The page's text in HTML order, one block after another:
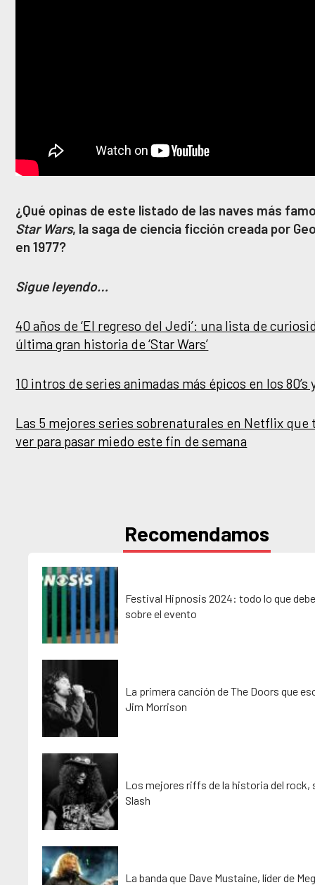
¿Qué opinas de este listado de las naves más
Star Wars, la saga de ciencia ficción creada por
en 1977?
Sigue leyendo…
40 años de ‘El regreso del Jedi’: una lista de
última gran historia de ‘Star Wars’
10 intros de series animadas más épicos en los 80’s
Las 5 mejores series sobrenaturales en Netflix que
ver para pasar miedo este fin de semana
Recomendamos
Festival Hipnosis 2024: todo lo que
sobre el evento
La primera canción de The Doors que
Jim Morrison
Los mejores riffs de la historia del rock,
Slash
La banda que Dave Mustaine, líder de